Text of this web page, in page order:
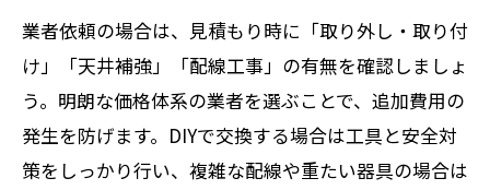
業者依頼の場合は、見積もり時に「取り外し・取り付
け」「天井補強」「配線工事」の有無を確認しましょ
う。明朗な価格体系の業者を選ぶことで、追加費用の
発生を防げます。DIYで交換する場合は工具と安全対
策をしっかり行い、複雑な配線や重たい器具の場合は